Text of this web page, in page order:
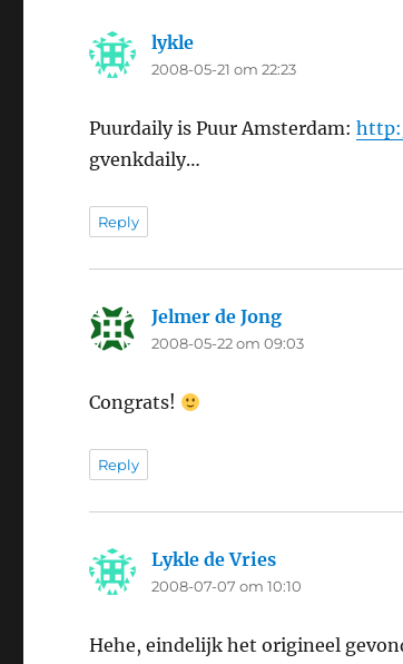
lykle
2008-05-21 om 22:23
Puurdaily is Puur Amsterdam:
gvenkdaily…
Reply
Jelmer de Jong
2008-05-22 om 09:03
Congrats!
Reply
Lykle de Vries
2008-07-07 om 10:10
Hehe, eindelijk het origineel